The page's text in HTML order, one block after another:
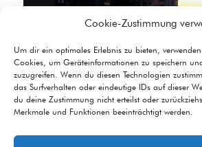
Cookie-Zustimmung
Um dir ein optimales Erlebnis zu bieten,
Cookies, um Geräteinformationen zu speichern
zuzugreifen. Wenn du diesen Technologien
das Surfverhalten oder eindeutige IDs auf dieser
du deine Zustimmung nicht erteilst oder
Merkmale und Funktionen beeinträchtigt werden.